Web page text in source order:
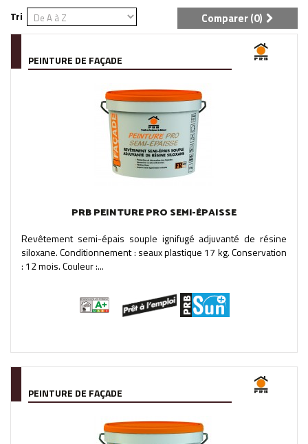
Tri Comparer (0)
PEINTURE DE FAÇADE
PRB PEINTURE PRO SEMI-ÉPAISSE
Revêtement semi-épais souple ignifugé adjuvanté de résine
siloxane. Conditionnement : seaux plastique 17 kg. Conservation
: 12 mois. Couleur :...
PEINTURE DE FAÇADE